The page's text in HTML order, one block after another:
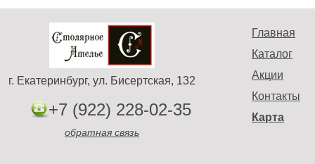
Главная
Каталог
Акции
Контакты
Карта
г. Екатеринбург, ул. Бисертская, 132
+7 (922) 228-02-35
обратная связь